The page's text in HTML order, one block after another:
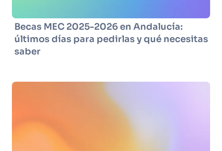
Becas MEC 2025-2026 en Andalucía:
últimos días para pedirlas y qué necesitas
saber